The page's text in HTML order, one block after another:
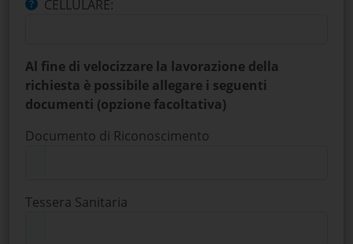
CELLULARE:
Al fine di velocizzare la lavorazione della
richiesta è possibile allegare i seguenti
documenti (opzione facoltativa)
Documento di Riconoscimento
Tessera Sanitaria